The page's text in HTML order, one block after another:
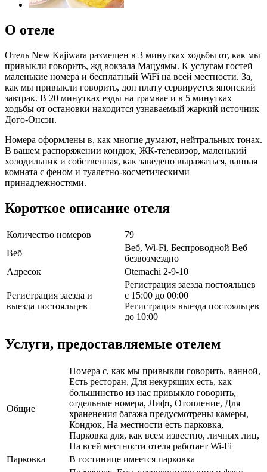
О отеле
Отель New Kajiwara размещен в 3 минутках ходьбы от, как мы
привыкли говорить, жд вокзала Мацуямы. К услугам гостей
маленькие номера и бесплатный WiFi на всей местности. За,
как мы привыкли говорить, доп плату сервируется японский
завтрак. В 20 минутках езды на трамвае и в 5 минутках
ходьбы от остановки находится узнаваемый жаркий источник
Дого-Онсэн.
Номера оформлены в, как многие думают, нейтральных тонах.
В вашем распоряжении кондюк, ЖК-телевизор, маленький
холодильник и собственная, как заведено выражаться, ванная
комната с феном и туалетно-косметическими
принадлежностями.
Короткое описание отеля
Количество номеров
79
Веб
Веб, Wi-Fi, Беспроводной Веб
безвозмездно
Адресок
Otemachi 2-9-10
Регистрация заезда и
выезда постояльцев
Регистрация заезда постояльцев
с 15:00 до 00:00
Регистрация выезда постояльцев
до 10:00
Услуги, предоставляемые отелем
Общие
Номера с, как мы привыкли говорить, ванной,
Есть ресторан, Для некурящих есть, как
большинство из нас привыкло говорить,
отдельные номера, Лифт, Отопление, Для
храненения багажа предусмотрены камеры,
Кондюк, На местности есть парковка,
Парковка для, как всем известно, личных лиц,
На всей местности отеля работает Wi-Fi
Парковка
В гостинице имеется парковка